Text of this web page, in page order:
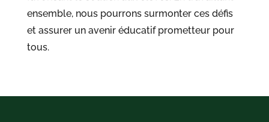
ensemble, nous pourrons surmonter ces défis
et assurer un avenir éducatif prometteur pour
tous.